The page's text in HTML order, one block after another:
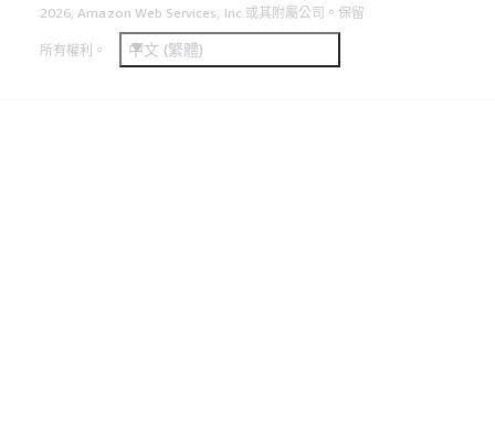
2026, Amazon Web Services, Inc.或其附屬公司。保留
所有權利。 中文 (繁體)